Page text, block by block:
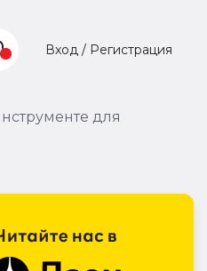
Вход / Регистрация
для